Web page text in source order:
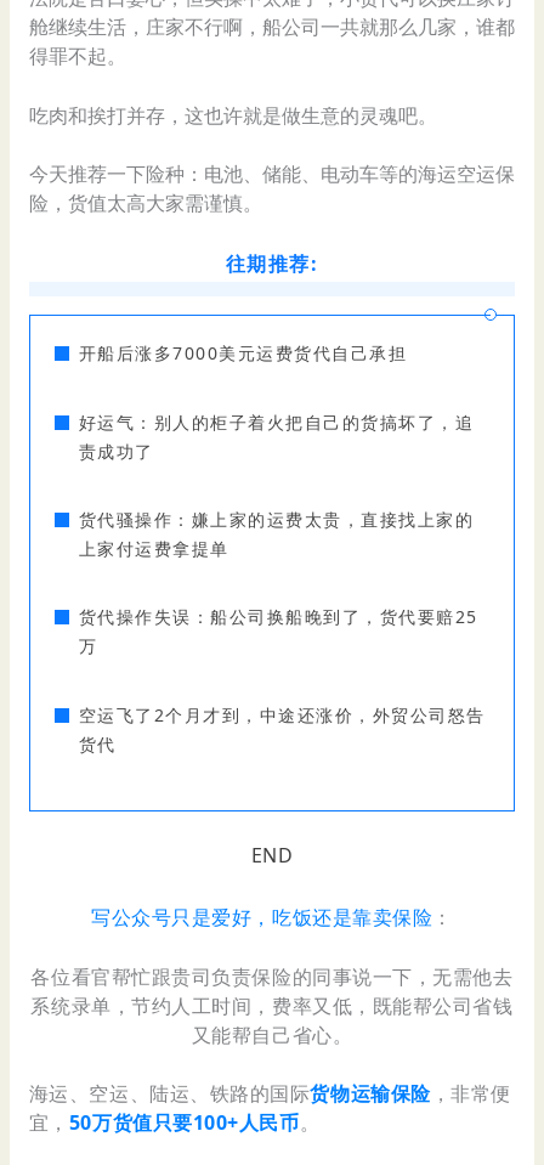
舱继续生活，庄家不行啊，船公司一共就那么几家，谁都
得罪不起。
吃肉和挨打并存，这也许就是做生意的灵魂吧。
今天推荐一下险种：电池、储能、电动车等的海运空运保
险，货值太高大家需谨慎。
往期推荐:
开船后涨多7000美元运费货代自己承担
好运气：别人的柜子着火把自己的货搞坏了，追
责成功了
货代骚操作：嫌上家的运费太贵，直接找上家的
上家付运费拿提单
货代操作失误：船公司换船晚到了，货代要赔25
万
空运飞了2个月才到，中途还涨价，外贸公司怒告
货代
END
写公众号只是爱好，吃饭还是靠卖保险 ：
各位看官帮忙跟贵司负责保险的同事说一下，无需他去
系统录单，节约人工时间，费率又低，既能帮公司省钱
又能帮自己省心。
海运、空运、陆运、铁路的国际货物运输保险，非常便
宜， 50万货值只要100+人民币。